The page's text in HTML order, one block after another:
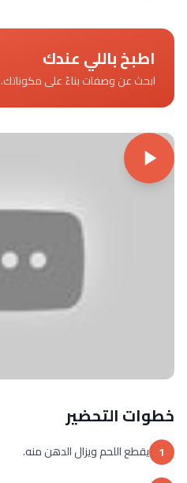
اطبخ باللي عندك
ابحث عن وصفات بناءً على مكوناتك.
خطوات التحضير
1 يقطع اللحم ويزال الدهن منه.